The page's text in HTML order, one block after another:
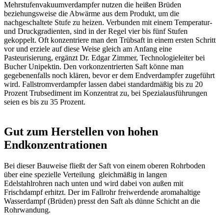
Mehrstufenvakuumverdampfer nutzen die heißen Brüden
beziehungsweise die Abwärme aus dem Produkt, um die
nachgeschaltete Stufe zu heizen. Verbunden mit einem Temperatur-
und Druckgradienten, sind in der Regel vier bis fünf Stufen
gekoppelt. Oft konzen­triere man den Trübsaft in einem ersten Schritt
vor und erziele auf diese Weise gleich am Anfang eine
Pasteurisierung, ergänzt Dr. Edgar Zimmer, Technologieleiter bei
Bucher Unipektin. Den vorkonzentrierten Saft könne man
gegebenenfalls noch klären, bevor er dem Endverdampfer zugeführt
wird. Fallstromverdampfer lassen dabei standardmäßig bis zu 20
Prozent Trubsediment im Konzentrat zu, bei Spezialausführungen
seien es bis zu 35 Prozent.
Gut zum Herstellen von hohen
Endkonzentrationen
Bei dieser Bauweise fließt der Saft von einem oberen Rohrboden
über eine spezielle Verteilung gleichmäßig in langen
Edelstahlrohren nach unten und wird dabei von außen mit
Frischdampf erhitzt. Der im Fallrohr freiwerdende aromahaltige
Wasserdampf (Brüden) presst den Saft als dünne Schicht an die
Rohrwandung.